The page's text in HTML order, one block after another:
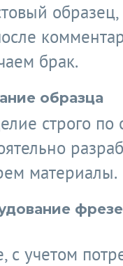
образец,
брак.
образца
строго по
материалы.
с учетом